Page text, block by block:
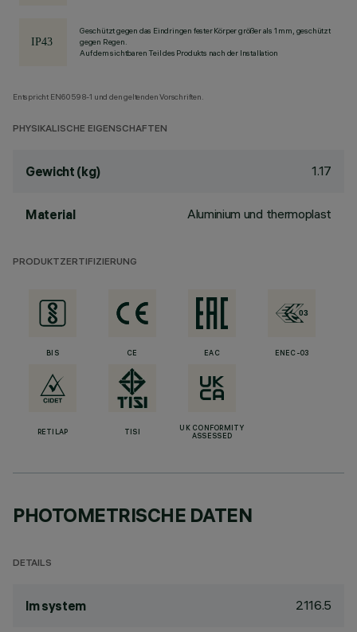
Geschützt gegen das Eindringen fester Körper größer als 1 mm, geschützt
gegen Regen.
Auf dem sichtbaren Teil des Produkts nach der Installation
Entspricht EN60598-1 und den geltenden Vorschriften.
PHYSIKALISCHE EIGENSCHAFTEN
Gewicht (kg) 1.17
Material Aluminium und thermoplast
PRODUKTZERTIFIZIERUNG
BIS CE EAC ENEC-03
RETILAP TISI
UK CONFORMITY
ASSESSED
PHOTOMETRISCHE DATEN
DETAILS
lm system 2116.5